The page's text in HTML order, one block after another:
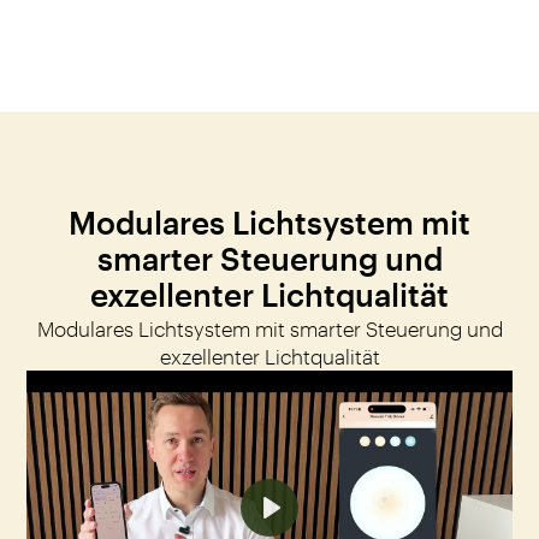
Modulares Lichtsystem mit
smarter Steuerung und
exzellenter Lichtqualität
Modulares Lichtsystem mit smarter Steuerung und
exzellenter Lichtqualität